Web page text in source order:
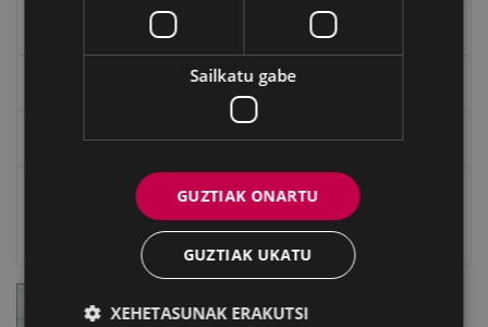
Eibarko Fonoteka
Eibarko Idazlanen Datu-basea
Sailkatu gabe
GUZTIAK ONARTU
GUZTIAK UKATU
XEHETASUNAK ERAKUTSI